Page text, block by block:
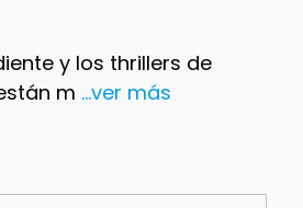
y los thrillers de
m ...ver más